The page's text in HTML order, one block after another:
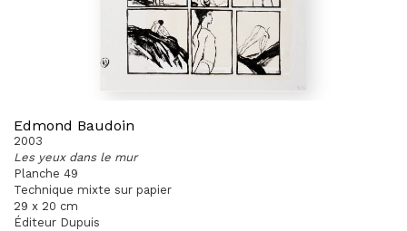
Edmond Baudoin
2003
Les yeux dans le mur
Planche 49
Technique mixte sur papier
29 x 20 cm
Éditeur Dupuis